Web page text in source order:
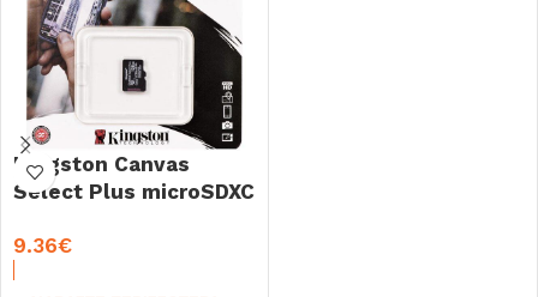
Kingston Canvas
Select Plus microSDXC
9.36€